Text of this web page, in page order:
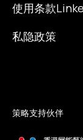
使用条款
私隐政策
策略支持伙伴